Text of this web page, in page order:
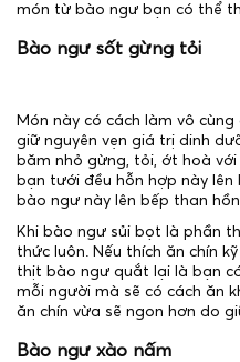
món từ bào ngư bạn có thể
Bào ngư sốt gừng tỏi
Món này có cách làm vô
giữ nguyên vẹn giá trị dinh
băm nhỏ gừng, tỏi, ớt hoà
bạn tưới đều hỗn hợp này
bào ngư này lên bếp than
Khi bào ngư sủi bọt là phần
thức luôn. Nếu thích ăn chín
thịt bào ngư quắt lại là bạn
mỗi người mà sẽ có cách ăn
ăn chín vừa sẽ ngon hơn do
Bào ngư xào nấm